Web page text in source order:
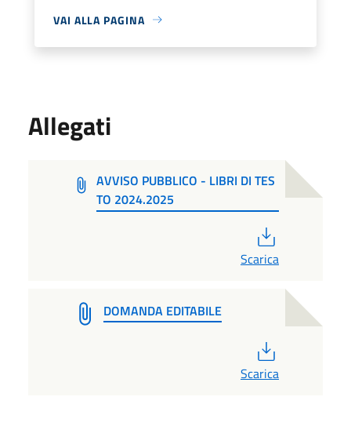
VAI ALLA PAGINA
Allegati
AVVISO PUBBLICO - LIBRI DI TES
TO 2024.2025
Scarica
DOMANDA EDITABILE
Scarica